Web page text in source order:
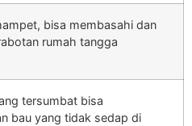
bisa membasahi dan
rumah tangga
tersumbat bisa
bau yang tidak sedap di